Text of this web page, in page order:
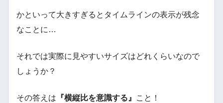
かといって大きすぎるとタイムラインの表示が残念
なことに…
それでは実際に見やすいサイズはどれくらいなので
しょうか？
その答えは 『横縦比を意識する』 こと！